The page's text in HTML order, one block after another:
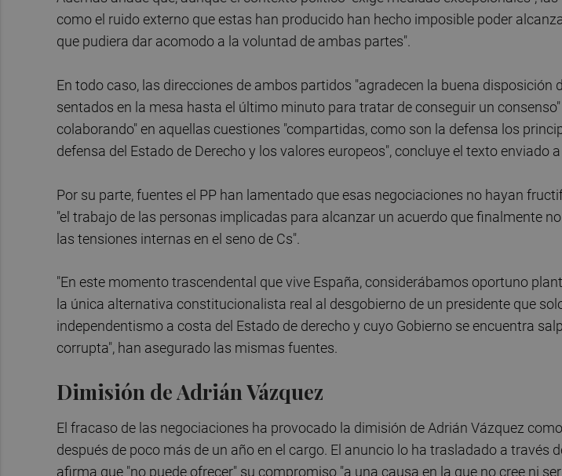
como el ruido externo que estas han producido han hecho imposible poder
que pudiera dar acomodo a la voluntad de ambas partes".
En todo caso, las direcciones de ambos partidos "agradecen la buena disposición
sentados en la mesa hasta el último minuto para tratar de conseguir un
colaborando" en aquellas cuestiones "compartidas, como son la defensa los
defensa del Estado de Derecho y los valores europeos", concluye el texto enviado
Por su parte, fuentes el PP han lamentado que esas negociaciones no hayan
"el trabajo de las personas implicadas para alcanzar un acuerdo que finalmente
las tensiones internas en el seno de Cs".
"En este momento trascendental que vive España, considerábamos oportuno
la única alternativa constitucionalista real al desgobierno de un presidente que
independentismo a costa del Estado de derecho y cuyo Gobierno se encuentra
corrupta", han asegurado las mismas fuentes.
Dimisión de Adrián Vázquez
El fracaso de las negociaciones ha provocado la dimisión de Adrián Vázquez
después de poco más de un año en el cargo. El anuncio lo ha trasladado a través
afirma que "no puede ofrecer" su compromiso "a una causa en la que no cree ni